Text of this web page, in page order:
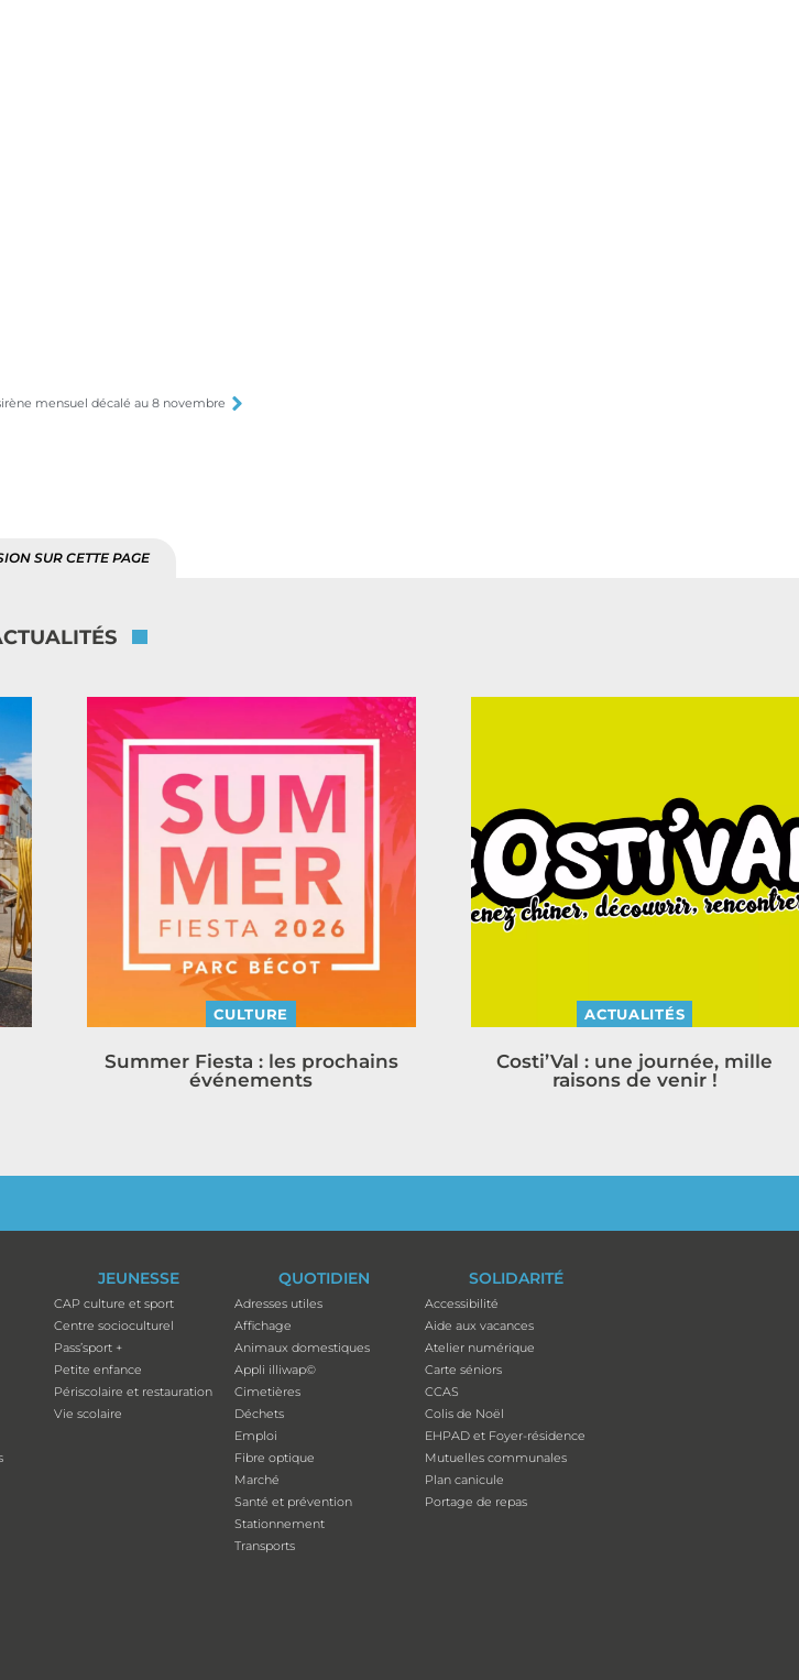
mensuel décalé au 8 novembre
SUR CETTE PAGE
CULTURE
Summer Fiesta : les prochains
événements
ACTUALITÉS
Costi’Val : une journée, mille
raisons de venir !
JEUNESSE
CAP culture et sport
Centre socioculturel
Pass’sport +
Petite enfance
Périscolaire et restauration
Vie scolaire
QUOTIDIEN
Adresses utiles
Affichage
Animaux domestiques
Appli illiwap©
Cimetières
Déchets
Emploi
Fibre optique
Marché
Santé et prévention
Stationnement
Transports
SOLIDARITÉ
Accessibilité
Aide aux vacances
Atelier numérique
Carte séniors
CCAS
Colis de Noël
EHPAD et Foyer-résidence
Mutuelles communales
Plan canicule
Portage de repas